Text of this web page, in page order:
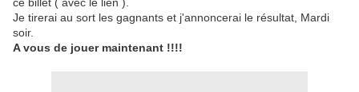
Je tirerai au sort les gagnants et j'annoncerai le résultat, Mardi
soir.
A vous de jouer maintenant !!!!